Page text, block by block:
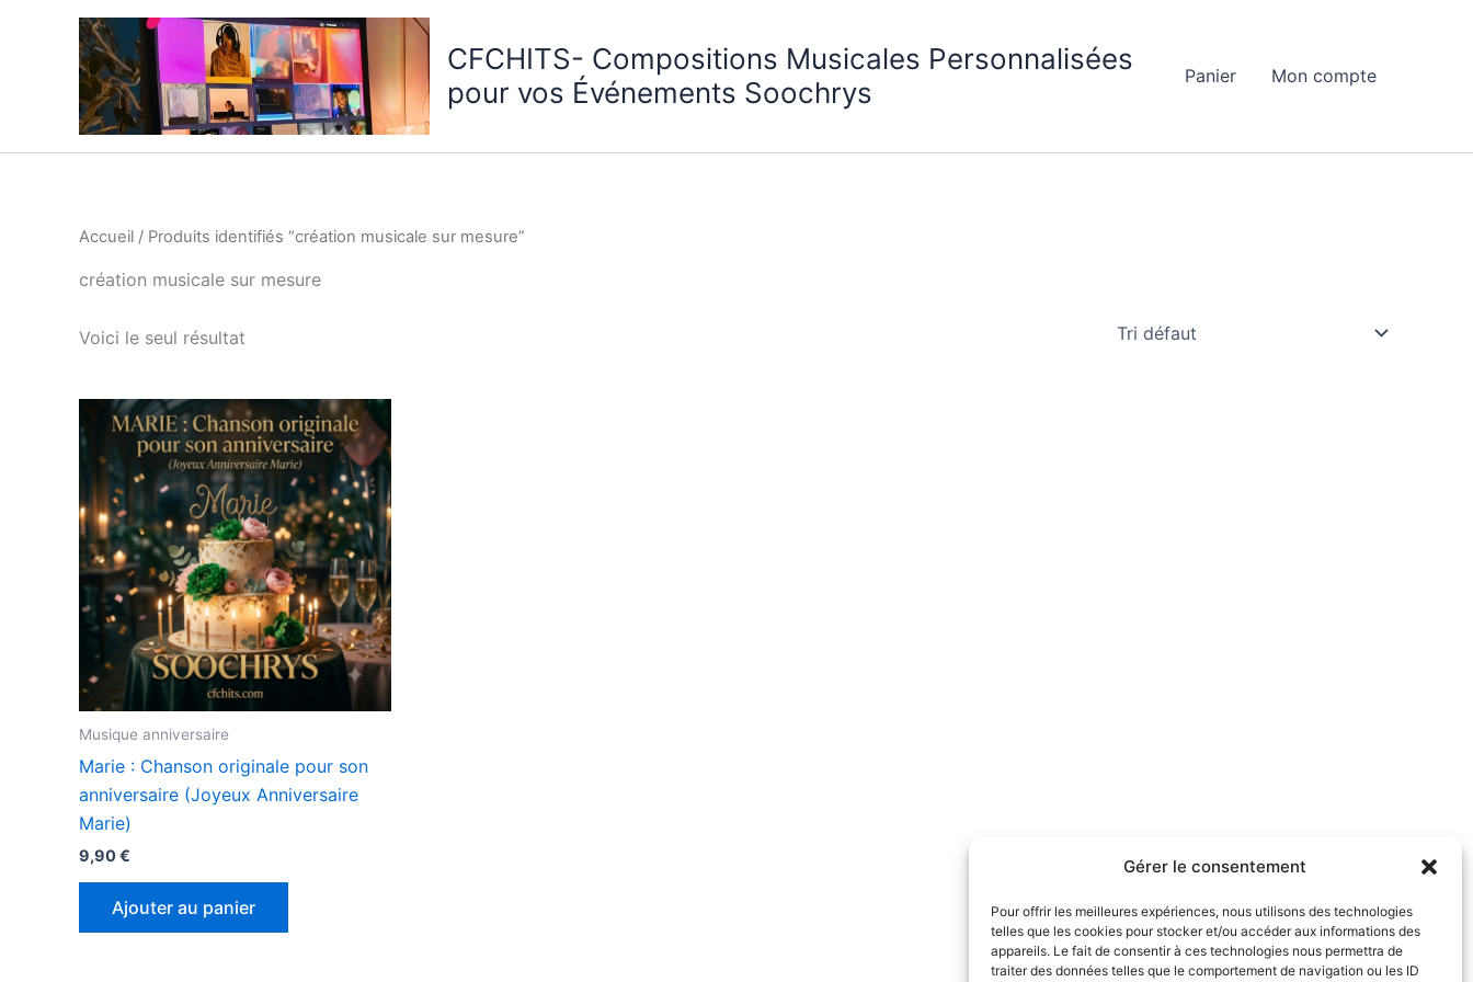
Gérer le consentement
Pour offrir les meilleures expériences, nous utilisons des technologies
telles que les cookies pour stocker et/ou accéder aux informations des
appareils. Le fait de consentir à ces technologies nous permettra de
traiter des données telles que le comportement de navigation ou les ID
CFCHITS- Compositions Musicales Personnalisées
pour vos Événements Soochrys
Panier Mon compte
Accueil / Produits identifiés “création musicale sur mesure”
création musicale sur mesure
Voici le seul résultat
Musique anniversaire
Marie : Chanson originale pour son
anniversaire (Joyeux Anniversaire
Marie)
9,90€
Ajouter au panier